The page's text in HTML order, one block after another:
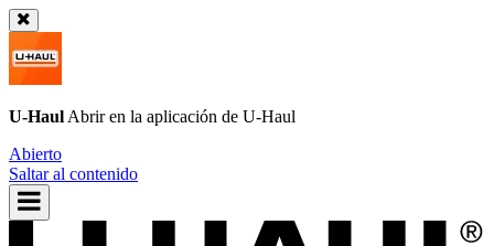
U-Haul Abrir en la aplicación de U-Haul
Abierto
Saltar al contenido